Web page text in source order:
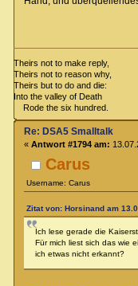
Theirs not to make reply,
Theirs not to reason why,
Theirs but to do and die:
Into the valley of Death
Rode the six hundred.
Carus
Username: Carus
Re: DSA5 Smalltalk
« Antwort #1794 am:
Zitat von: Horsinand am
Ich lese gerade die
Für mich liest sich das wie
ich etwas nicht erkannt?